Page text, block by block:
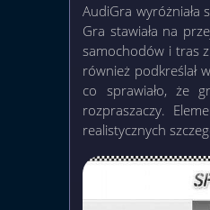
AudiGra wyróżniała
Gra stawiała na
samochodów i tras
również podkreślał
co sprawiało, że
rozpraszaczy.
realistycznych